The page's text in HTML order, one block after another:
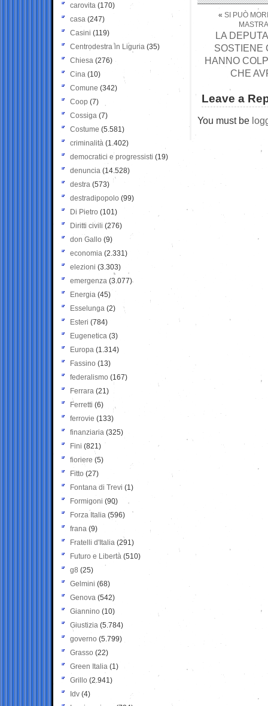
« SI PUÒ
LA
SOSTIENE
HANNO
CHE
Leave a
You must be
carovita (170)
casa (247)
Casini (119)
Centrodestra in Liguria (35)
Chiesa (276)
Cina (10)
Comune (342)
Coop (7)
Cossiga (7)
Costume (5.581)
criminalità (1.402)
democratici e progressisti (19)
denuncia (14.528)
destra (573)
destradipopolo (99)
Di Pietro (101)
Diritti civili (276)
don Gallo (9)
economia (2.331)
elezioni (3.303)
emergenza (3.077)
Energia (45)
Esselunga (2)
Esteri (784)
Eugenetica (3)
Europa (1.314)
Fassino (13)
federalismo (167)
Ferrara (21)
Ferretti (6)
ferrovie (133)
finanziaria (325)
Fini (821)
fioriere (5)
Fitto (27)
Fontana di Trevi (1)
Formigoni (90)
Forza Italia (596)
frana (9)
Fratelli d'Italia (291)
Futuro e Libertà (510)
g8 (25)
Gelmini (68)
Genova (542)
Giannino (10)
Giustizia (5.784)
governo (5.799)
Grasso (22)
Green Italia (1)
Grillo (2.941)
Idv (4)